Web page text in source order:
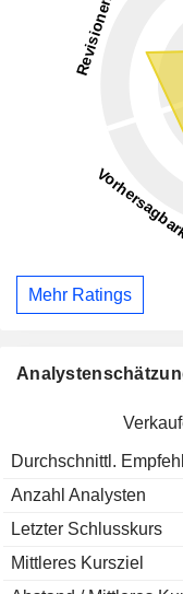
Mehr Ratings
Durchschnittl.
Anzahl Analysten
Letzter Schlusskurs
Mittleres Kursziel